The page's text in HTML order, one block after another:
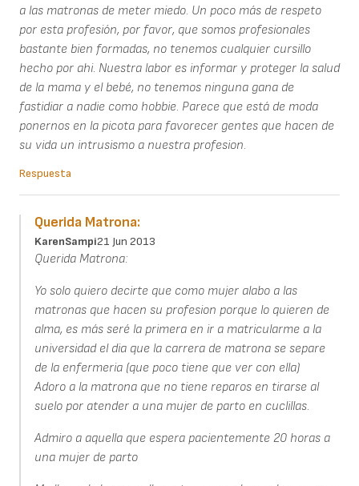
a las matronas de meter miedo. Un poco más de respeto
por esta profesión, por favor, que somos profesionales
bastante bien formadas, no tenemos cualquier cursillo
hecho por ahi. Nuestra labor es informar y proteger la salud
de la mama y el bebé, no tenemos ninguna gana de
fastidiar a nadie como hobbie. Parece que está de moda
ponernos en la picota para favorecer gentes que hacen de
su vida un intrusismo a nuestra profesion.
Respuesta
Querida Matrona:
KarenSampi21 Jun 2013
Querida Matrona:
Yo solo quiero decirte que como mujer alabo a las
matronas que hacen su profesion porque lo quieren de
alma, es más seré la primera en ir a matricularme a la
universidad el dia que la carrera de matrona se separe
de la enfermeria (que poco tiene que ver con ella)
Adoro a la matrona que no tiene reparos en tirarse al
suelo por atender a una mujer de parto en cuclillas.
Admiro a aquella que espera pacientemente 20 horas a
una mujer de parto